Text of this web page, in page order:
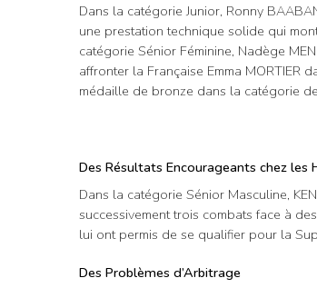
Dans la catégorie Junior, Ronny
une prestation technique solide qui
catégorie Sénior Féminine, Nadège
affronter la Française Emma MORTIER
médaille de bronze dans la catégorie
Des Résultats Encourageants chez les
Dans la catégorie Sénior Masculine,
successivement trois combats face à
lui ont permis de se qualifier pour la
Des Problèmes d’Arbitrage